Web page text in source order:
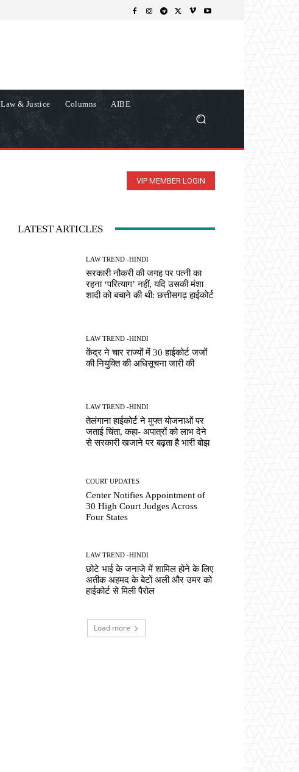
Law & Justice Columns AIBE
VIP MEMBER LOGIN
LATEST ARTICLES
LAW TREND -HINDI
सरकारी नौकरी की जगह पर पत्नी का
रहना ‘परित्याग’ नहीं, यदि उसकी मंशा
शादी को बचाने की थी: छत्तीसगढ़ हाईकोर्ट
LAW TREND -HINDI
केंद्र ने चार राज्यों में 30 हाईकोर्ट जजों
की नियुक्ति की अधिसूचना जारी की
LAW TREND -HINDI
तेलंगाना हाईकोर्ट ने मुफ्त योजनाओं पर
जताई चिंता, कहा- अपात्रों को लाभ देने
से सरकारी खजाने पर बढ़ता है भारी बोझ
COURT UPDATES
Center Notifies Appointment of
30 High Court Judges Across
Four States
LAW TREND -HINDI
छोटे भाई के जनाजे में शामिल होने के लिए
अतीक अहमद के बेटों अली और उमर को
हाईकोर्ट से मिली पैरोल
Load more